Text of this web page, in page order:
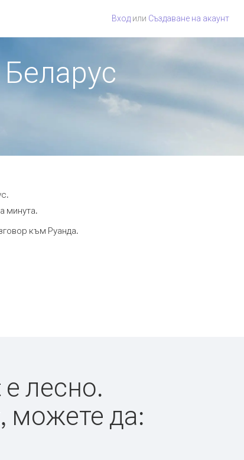
Вход или Създаване на акаунт
минута.
към Руанда.
лесно.
можете да: